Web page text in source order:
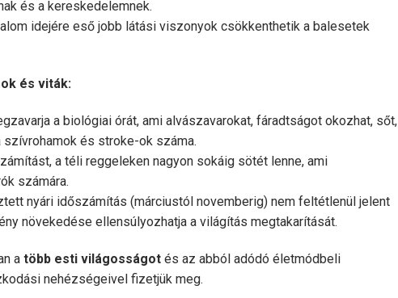
és a kereskedelemnek.
idejére eső jobb látási viszonyok csökkenthetik a balesetek
és viták:
a biológiai órát, ami alvászavarokat, fáradtságot okozhat, sőt,
és stroke-ok száma.
a téli reggeleken nagyon sokáig sötét lenne, ami
számára.
nyári időszámítás (márciustól novemberig) nem feltétlenül jelent
növekedése ellensúlyozhatja a világítás megtakarítását.
a több esti világosságotés az abból adódó életmódbeli
nehézségeivel fizetjük meg.